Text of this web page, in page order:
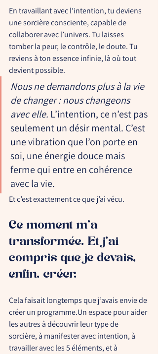
En travaillant avec l’intention, tu deviens
une sorcière consciente, capable de
collaborer avec l’univers. Tu laisses
tomber la peur, le contrôle, le doute. Tu
reviens à ton essence infinie, là où tout
devient possible.
Nous ne demandons plus à la vie
de changer : nous changeons
avec elle. L’intention, ce n’est pas
seulement un désir mental. C’est
une vibration que l’on porte en
soi, une énergie douce mais
ferme qui entre en cohérence
avec la vie.
Et c’est exactement ce que j’ai vécu.
Ce moment m’a
transformée. Et j’ai
compris que je devais,
enfin, créer.
Cela faisait longtemps que j’avais envie de
créer un programme.Un espace pour aider
les autres à découvrir leur type de
sorcière, à manifester avec intention, à
travailler avec les 5 éléments, et à